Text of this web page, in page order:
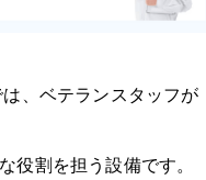
、ベテランスタッフが
役割を担う設備です。